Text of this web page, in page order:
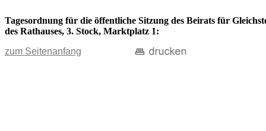
Tagesordnung für die öffentliche Sitzung des Beirats für
des Rathauses, 3. Stock, Marktplatz 1:
zum Seitenanfang